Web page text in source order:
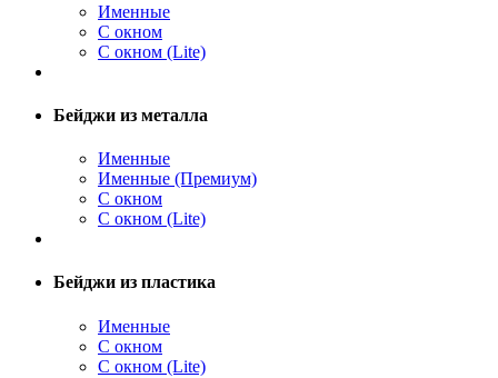
Именные
С окном
С окном (Lite)
Бейджи из металла
Именные
Именные (Премиум)
С окном
С окном (Lite)
Бейджи из пластика
Именные
С окном
С окном (Lite)